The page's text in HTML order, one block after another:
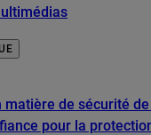
matière de sécurité
pour la